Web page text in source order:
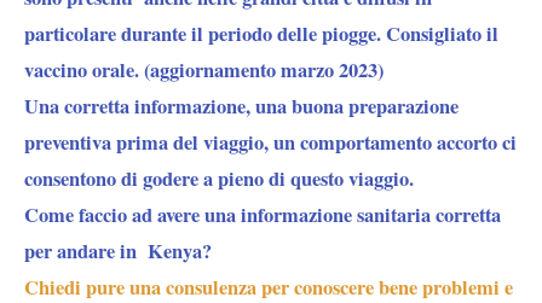
particolare durante il periodo delle piogge. Consigliato il
vaccino orale. (aggiornamento marzo 2023)
Una corretta informazione, una buona preparazione
preventiva prima del viaggio, un comportamento accorto ci
consentono di godere a pieno di questo viaggio.
Come faccio ad avere una informazione sanitaria corretta
per andare in Kenya?
Chiedi pure una consulenza per conoscere bene problemi e